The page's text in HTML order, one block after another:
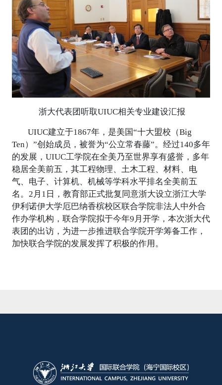
浙大代表团听取UIUC相关专业建设汇报
UIUC建立于1867年，是美国“十大盟校（Big
Ten）”创始成员，被誉为“公立常春藤”。经过140多年
的发展，UIUC工学院在全美乃至世界享有盛誉，多年
稳居全美前五，其工程物理、土木工程、材料、电
气、电子、计算机、机械等学科水平排名全美前五
名。2月1日，教育部正式批复同意浙大设立浙江大学
伊利诺伊大学厄巴纳香槟校区联合学院非法人中外合
作办学机构，联合学院拟于今年9月开学，本次浙大代
表团的出访，为进一步推进联合学院开学筹备工作，
加快联合学院的发展发挥了积极的作用。